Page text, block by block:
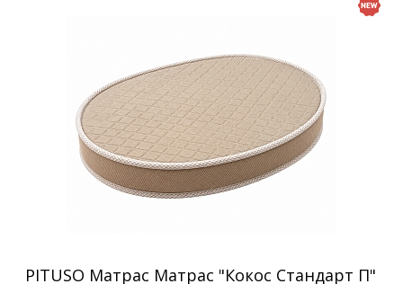
PITUSO Матрас Матрас "Кокос Стандарт П"